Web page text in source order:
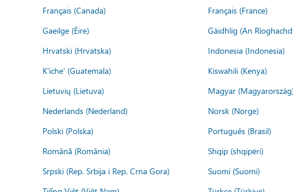
Français (Canada)
Français (France)
Gaeilge (Éire)
Gàidhlig (An
Hrvatski (Hrvatska)
Indonesia (Indonesia)
K'iche' (Guatemala)
Kiswahili (Kenya)
Lietuvių (Lietuva)
Magyar
Nederlands (Nederland)
Norsk (Norge)
Polski (Polska)
Português (Brasil)
Română (România)
Shqip (shqipëri)
Srpski (Rep. Srbija i Rep. Crna Gora)
Suomi (Suomi)